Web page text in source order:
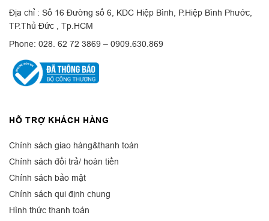
Địa chỉ : Số 16 Đường số 6, KDC Hiệp Bình, P.Hiệp Bình Phước,
TP.Thủ Đức , Tp.HCM
Phone: 028. 62 72 3869 – 0909.630.869
HỖ TRỢ KHÁCH HÀNG
Chính sách giao hàng&thanh toán
Chính sách đổi trả/ hoàn tiền
Chính sách bảo mật
Chính sách qui định chung
Hình thức thanh toán